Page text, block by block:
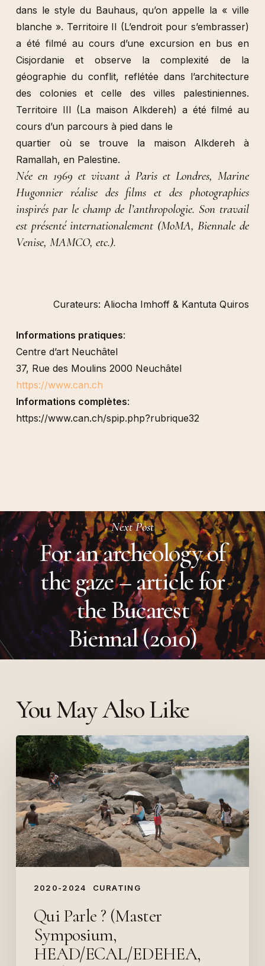
dans le style du Bauhaus, qu’on appelle la « ville
blanche ». Territoire II (L’endroit pour s’embrasser)
a été filmé au cours d’une excursion en bus en
Cisjordanie et observe la complexité de la
géographie du conflit, reflétée dans l’architecture
des colonies et celle des villes palestiniennes.
Territoire III (La maison Alkdereh) a été filmé au
cours d’un parcours à pied dans le
quartier où se trouve la maison Alkdereh à
Ramallah, en Palestine.
Née en 1969 et vivant à Paris et Londres, Marine
Hugonnier réalise des films et des photographies
inspirés par le champ de l’anthropologie. Son travail
est présenté internationalement (MoMA, Biennale de
Venise, MAMCO, etc.).
Curateurs: Aliocha Imhoff & Kantuta Quiros
Informations pratiques:
Centre d’art Neuchâtel
37, Rue des Moulins 2000 Neuchâtel
https://www.can.ch
Informations complètes:
https://www.can.ch/spip.php?rubrique32
Next Post
For an archeology of
the gaze – article for
the Bucarest
Biennal (2010)
You May Also Like
2020-2024 CURATING
Qui
Parle
?
(Master
Symposium,
HEAD/ECAL/EDEHEA,
2020)
Qui Parle ? (Master
Symposium,
HEAD/ECAL/EDEHEA,